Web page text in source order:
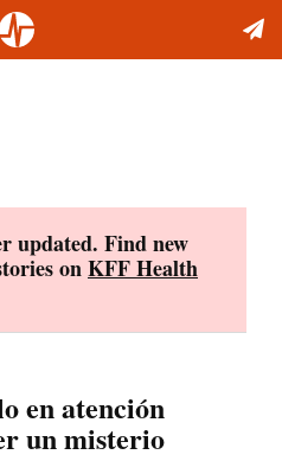
updated. Find new
onKFF Health
en atención
un misterio